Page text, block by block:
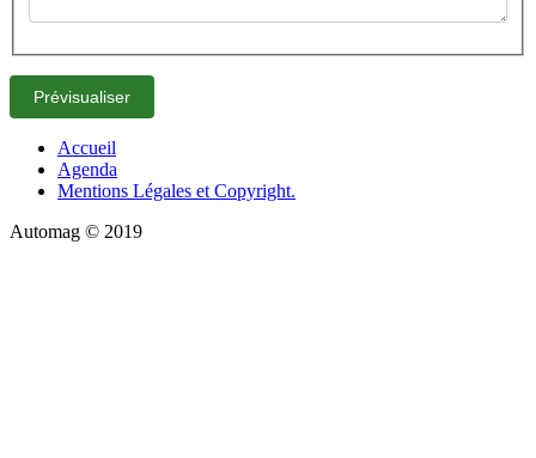
Accueil
Agenda
Mentions Légales et Copyright.
Automag © 2019